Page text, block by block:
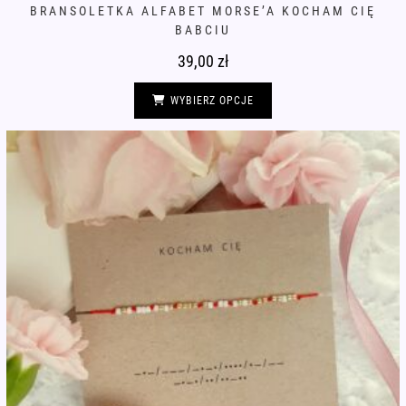
BRANSOLETKA ALFABET MORSE’A KOCHAM CIĘ
BABCIU
39,00 zł
WYBIERZ OPCJE
wariantów.
Opcje
można
wybrać
na
stronie
produktu